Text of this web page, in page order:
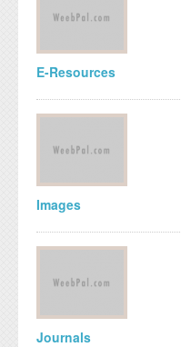
E-Resources
Images
Journals